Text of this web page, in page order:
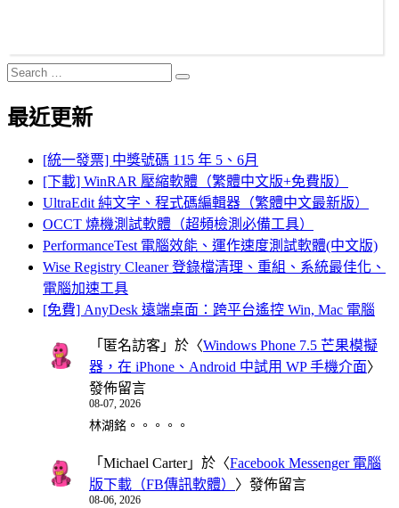
Search
for:
Search
最近更新
[統一發票] 中獎號碼 115 年 5、6月
[下載] WinRAR 壓縮軟體（繁體中文版+免費版）
UltraEdit 純文字、程式碼編輯器（繁體中文最新版）
OCCT 燒機測試軟體（超頻檢測必備工具）
PerformanceTest 電腦效能、運作速度測試軟體(中文版)
Wise Registry Cleaner 登錄檔清理、重組、系統最佳化、
電腦加速工具
[免費] AnyDesk 遠端桌面：跨平台遙控 Win, Mac 電腦
「 匿名訪客 」於〈Windows Phone 7.5 芒果模擬
器，在 iPhone、Android 中試用 WP 手機介面〉
發佈留言
08-07, 2026
林湖銘。。。。。
「 Michael Carter」於〈Facebook Messenger 電腦
版下載（FB傳訊軟體） 〉發佈留言
08-06, 2026